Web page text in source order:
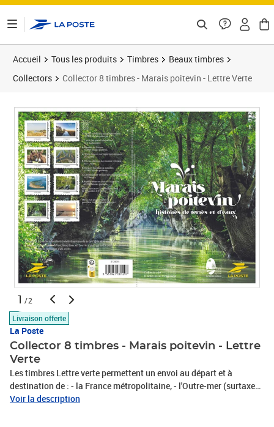
Accueil Tous les produits Timbres
Beaux timbres
Collectors
Collector 8 timbres - Marais poitevin - Lettre Verte
1 /2
Livraison offerte
La Poste
Collector 8 timbres - Marais poitevin - Lettre
Verte
Les timbres Lettre verte permettent un envoi au départ et à
destination de : - la France métropolitaine, - l'Outre-mer (surtaxe
au-delà de 100g), - Andorre et Monaco. Le Client est informé qu’il
Voir la description